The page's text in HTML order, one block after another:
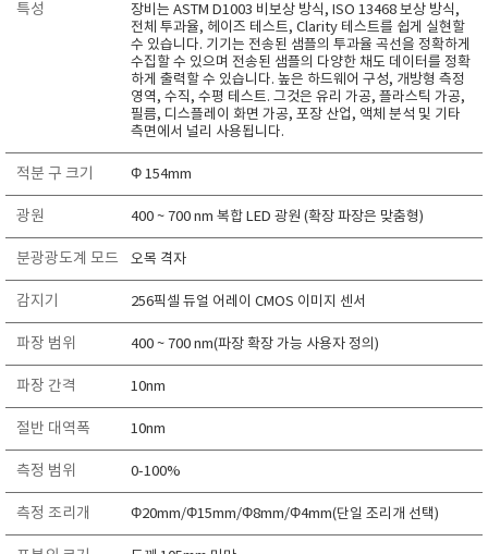
Schaller (Humimeter)
SENSECA
Sensortechnikk Meinsberg
SENTEST
SENTRY
SHINAGAWA
SHINYEI TECHNOLOGY
Showa sokki
SIMCO
Solarmeter®
SONIC CORPORATION
T&D
특성
장비는 ASTM D1003 비보상 방식, ISO 13468 보상 방식,
전체 투과율, 헤이즈 테스트, Clarity 테스트를 쉽게 실현할
수 있습니다. 기기는 전송된 샘플의 투과율 곡선을 정확하게
수집할 수 있으며 전송된 샘플의 다양한 채도 데이터를 정확
하게 출력할 수 있습니다. 높은 하드웨어 구성, 개방형 측정
영역, 수직, 수평 테스트. 그것은 유리 가공, 플라스틱 가공,
필름, 디스플레이 화면 가공, 포장 산업, 액체 분석 및 기타
측면에서 널리 사용됩니다.
적분 구 크기 Φ 154mm
광원 400 ~ 700 nm 복합 LED 광원 (확장 파장은 맞춤형)
분광광도계 모드 오목 격자
감지기 256픽셀 듀얼 어레이 CMOS 이미지 센서
파장 범위 400 ~ 700 nm(파장 확장 가능 사용자 정의)
파장 간격 10nm
절반 대역폭 10nm
측정 범위 0-100%
측정 조리개 Φ20mm/Φ15mm/Φ8mm/Φ4mm(단일 조리개 선택)